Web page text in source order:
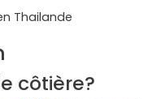
Thailande
côtière?